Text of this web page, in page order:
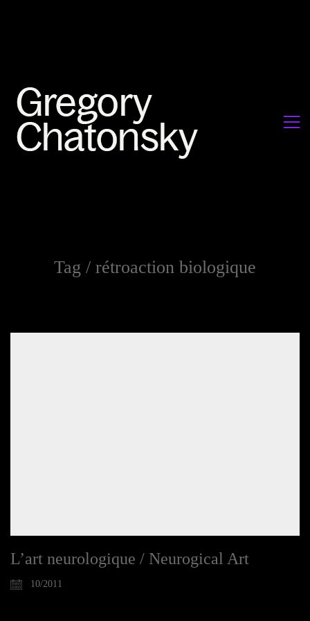
Tag / rétroaction biologique
L’art neurologique / Neurogical Art
10/2011